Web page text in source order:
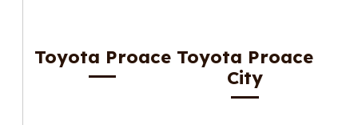
Toyota Proace Toyota Proace
City